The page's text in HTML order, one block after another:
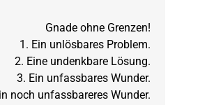
März 2015:
Gnade ohne Grenzen!
1. Ein unlösbares Problem.
2. Eine undenkbare Lösung.
3. Ein unfassbares Wunder.
noch unfassbareres Wunder.